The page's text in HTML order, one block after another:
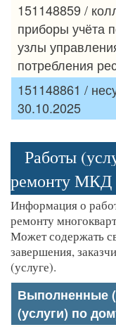
151148859 /
приборы учёта
узлы
потребления
151148861 /
30.10.2025
Работы
ремонту МКД
Информация о
ремонту
Может содержать
завершения,
(услуге).
Выполненные
(услуги) по